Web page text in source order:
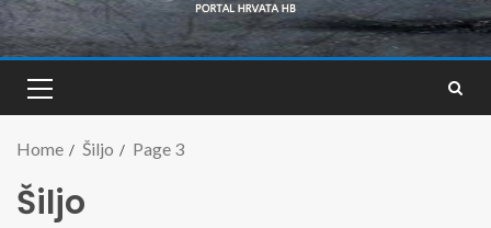
Home Šiljo Page 3
Šiljo